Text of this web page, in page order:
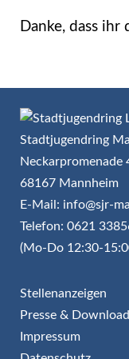
Danke, dass ihr
Stadtjugendring
Neckarpromenade
68167 Mannheim
E-Mail: info@sjr-
Telefon: 0621
(Mo-Do 12:30-
Stellenanzeigen
Presse &
Impressum